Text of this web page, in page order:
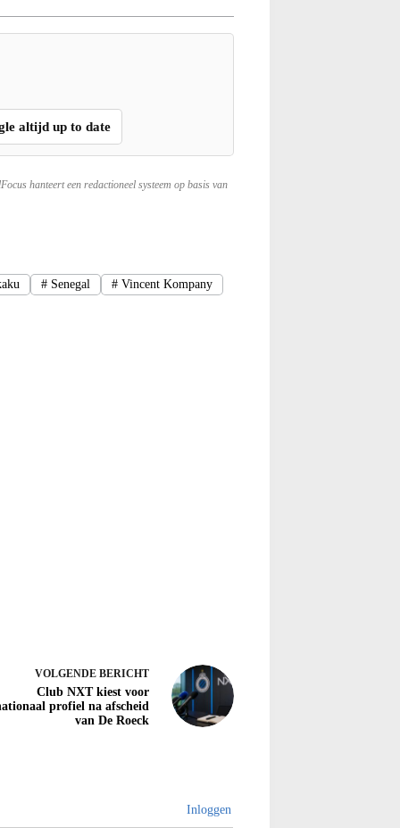
altijd up to date
hanteert een redactioneel systeem op basis van
# Senegal #Vincent Kompany
VOLGENDE BERICHT
Club NXT kiest voor
profiel na afscheid
van De Roeck
Inloggen